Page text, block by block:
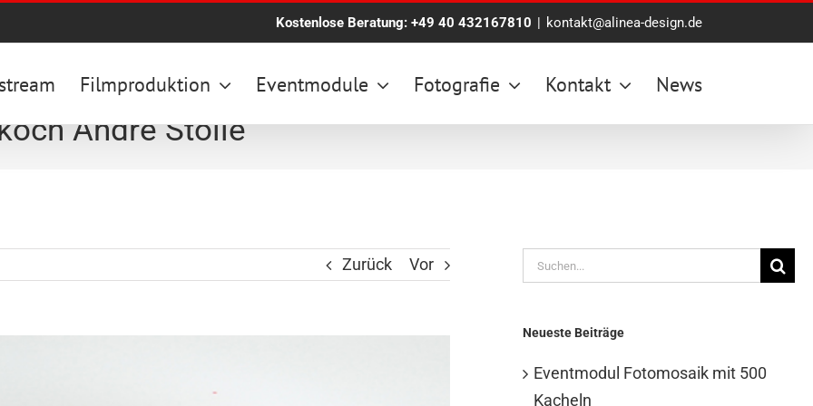
Kostenlose Beratung: +49 40 432167810 | kontakt@alinea-design.de
Filmproduktion Eventmodule Fotografie Kontakt News
André Stolle
Zurück Vor
Suche
nach:
Neueste Beiträge
Eventmodul Fotomosaik mit 500
Kacheln